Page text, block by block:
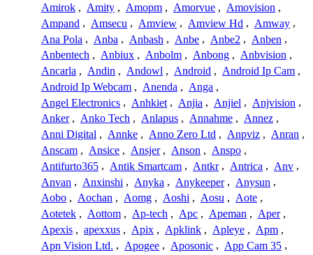
Amirok , Amity , Amopm , Amorvue , Amovision ,
Ampand , Amsecu , Amview , Amview Hd , Amway ,
Ana Pola , Anba , Anbash , Anbe , Anbe2 , Anben ,
Anbentech , Anbiux , Anbolm , Anbong , Anbvision ,
Ancarla , Andin , Andowl , Android , Android Ip Cam ,
Android Ip Webcam , Anenda , Anga ,
Angel Electronics , Anhkiet , Anjia , Anjiel , Anjvision ,
Anker , Anko Tech , Anlapus , Annahme , Annez ,
Anni Digital , Annke , Anno Zero Ltd , Anpviz , Anran ,
Anscam , Ansice , Ansjer , Anson , Anspo ,
Antifurto365 , Antik Smartcam , Antkr , Antrica , Anv ,
Anvan , Anxinshi , Anyka , Anykeeper , Anysun ,
Aobo , Aochan , Aomg , Aoshi , Aosu , Aote ,
Aotetek , Aottom , Ap-tech , Apc , Apeman , Aper ,
Apexis , apexxus , Apix , Apklink , Apleye , Apm ,
Apn Vision Ltd. , Apogee , Aposonic , App Cam 35 ,